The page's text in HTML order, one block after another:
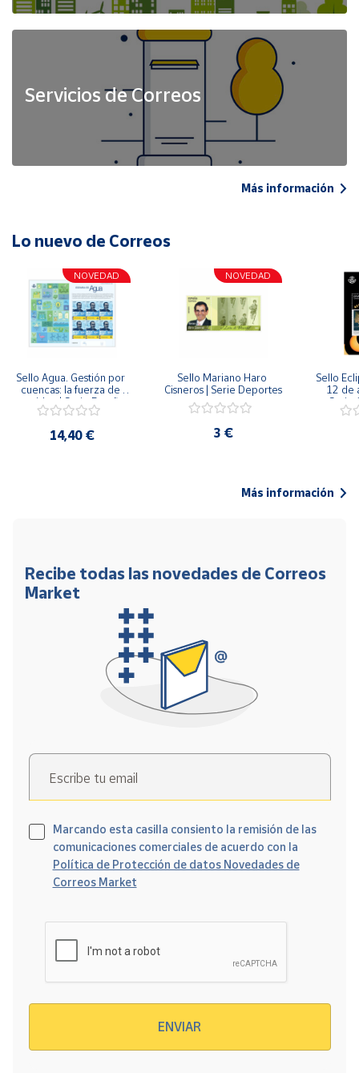
Servicios de Correos
Más información
Lo nuevo de Correos
NOVEDAD
Sello Agua. Gestión por
cuencas: la fuerza de
una idea.| Serie España
ES| Pliego Premium
14,40 €
NOVEDAD
Sello Mariano Haro
Cisneros | Serie Deportes
3 €
Sello
12 de
Serie
Más información
Recibe todas las novedades de Correos
Market
Escribe tu email
Marcando esta casilla consiento la remisión de las
comunicaciones comerciales de acuerdo con la
Política de Protección de datos Novedades de
Correos Market
ENVIAR